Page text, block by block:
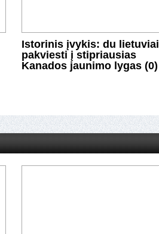
Istorinis įvykis: du lietuviai
pakviesti į stipriausias
Kanados jaunimo lygas (0)